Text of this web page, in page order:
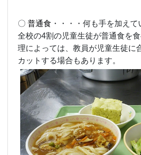
〇 普通食 ・・・・何も手を加え
全校の4割の児童生徒が普通食を
理によっては、教員が児童生徒に
カットする場合もあります。